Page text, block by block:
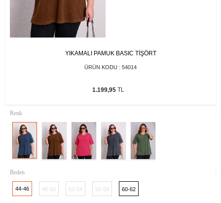
YIKAMALI PAMUK BASIC TİŞÖRT
ÜRÜN KODU : 54014
1.199,95TL
Renk
Beden
44-46 48-50 52-54 56-58 60-62